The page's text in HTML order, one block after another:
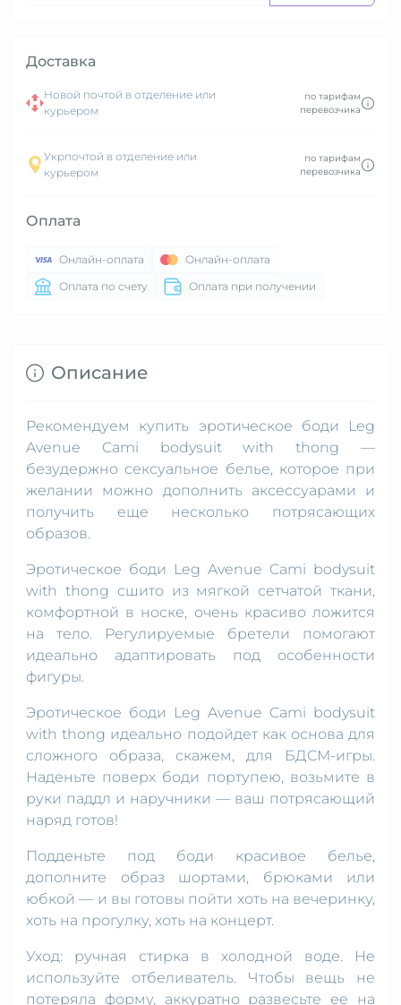
Доставка
Новой почтой в отделение или
курьером
по тарифам
перевозчика
Укрпочтой в отделение или
курьером
по тарифам
перевозчика
Оплата
Онлайн-оплата
Онлайн-оплата
Оплата по счету
Оплата при получении
Описание
Рекомендуем купить эротическое боди Leg
Avenue Cami bodysuit with thong —
безудержно сексуальное белье, которое при
желании можно дополнить аксессуарами и
получить еще несколько потрясающих
образов.
Эротическое боди Leg Avenue Cami bodysuit
with thong сшито из мягкой сетчатой ткани,
комфортной в носке, очень красиво ложится
на тело. Регулируемые бретели помогают
идеально адаптировать под особенности
фигуры.
Эротическое боди Leg Avenue Cami bodysuit
with thong идеально подойдет как основа для
сложного образа, скажем, для БДСМ-игры.
Наденьте поверх боди портупею, возьмите в
руки паддл и наручники — ваш потрясающий
наряд готов!
Подденьте под боди красивое белье,
дополните образ шортами, брюками или
юбкой — и вы готовы пойти хоть на вечеринку,
хоть на прогулку, хоть на концерт.
Уход: ручная стирка в холодной воде. Не
используйте отбеливатель. Чтобы вещь не
потеряла форму, аккуратно развесьте ее на